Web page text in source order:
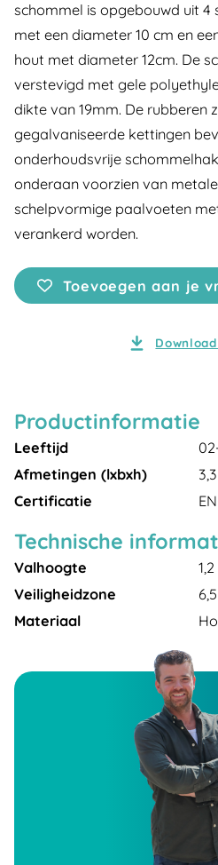
schommel is opgebouwd uit 4
met een diameter 10 cm en
hout met diameter 12cm. De
verstevigd met gele
dikte van 19mm. De rubberen
gegalvaniseerde kettingen
onderhoudsvrije
onderaan voorzien van
schelpvormige paalvoeten
verankerd worden.
Toevoegen aan je
Productinformatie
Leeftijd
Afmetingen (lxbxh)
Certificatie
Technische
Valhoogte
1,2
Veiligheidzone
6,5
Materiaal